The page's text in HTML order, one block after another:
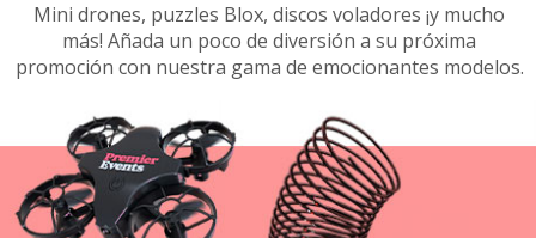
Mini drones, puzzles Blox, discos voladores ¡y mucho
más! Añada un poco de diversión a su próxima
promoción con nuestra gama de emocionantes modelos.